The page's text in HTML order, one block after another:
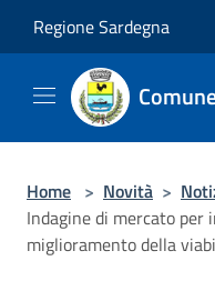
Regione Sardegna
Home > Novità >
Indagine di mercato
miglioramento della